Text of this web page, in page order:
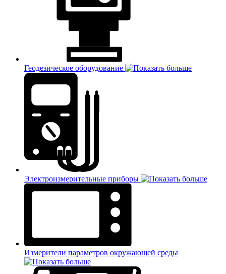
Геодезическое оборудование
Электроизмерительные приборы
Измерители параметров окружающей среды